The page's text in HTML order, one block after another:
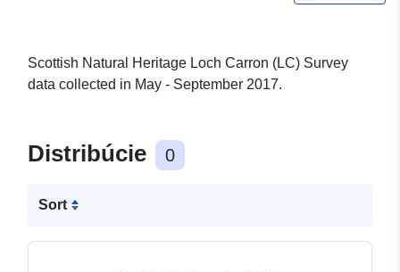
Scottish Natural Heritage Loch Carron (LC) Survey
data collected in May - September 2017.
Distribúcie 0
Sort